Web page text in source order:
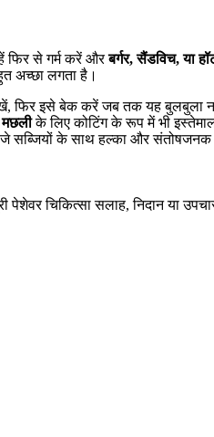
फिर से गर्म करें औरबर्गर, सैंडविच, या
अच्छा लगता है।
फिर इसे बेक करें जब तक यह बुलबुला
के लिए कोटिंग के रूप में भी
सब्जियों के साथ हल्का और संतोषजनक
चिकित्सा सलाह, निदान या